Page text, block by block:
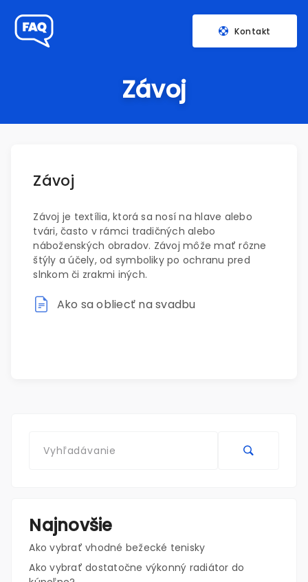
Kontakt
Závoj
Závoj
Závoj je textília, ktorá sa nosí na hlave alebo
tvári, často v rámci tradičných alebo
náboženských obradov. Závoj môže mať rôzne
štýly a účely, od symboliky po ochranu pred
slnkom či zrakmi iných.
Ako sa obliecť na svadbu
Najnovšie
Ako vybrať vhodné bežecké tenisky
Ako vybrať dostatočne výkonný radiátor do